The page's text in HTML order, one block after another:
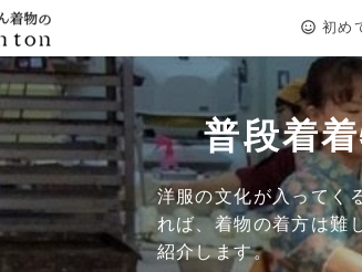
初め
普段着
洋服の文化が入ってく
れば、着物の着方は難
紹介します。